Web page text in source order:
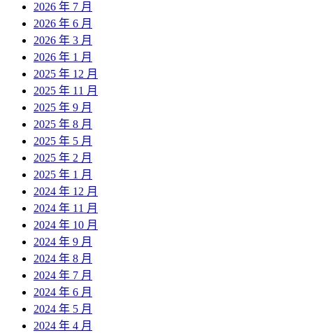
2026 年 7 月
2026 年 6 月
2026 年 3 月
2026 年 1 月
2025 年 12 月
2025 年 11 月
2025 年 9 月
2025 年 8 月
2025 年 5 月
2025 年 2 月
2025 年 1 月
2024 年 12 月
2024 年 11 月
2024 年 10 月
2024 年 9 月
2024 年 8 月
2024 年 7 月
2024 年 6 月
2024 年 5 月
2024 年 4 月